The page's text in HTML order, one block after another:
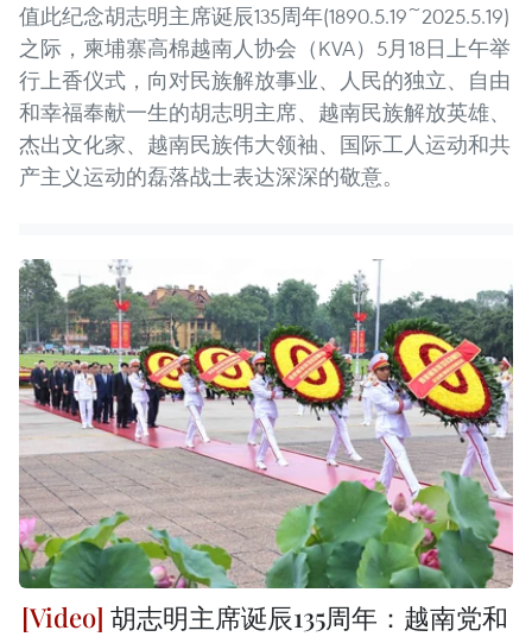
值此纪念胡志明主席诞辰135周年(1890.5.19~2025.5.19)
之际，柬埔寨高棉越南人协会（KVA）5月18日上午举
行上香仪式，向对民族解放事业、人民的独立、自由
和幸福奉献一生的胡志明主席、越南民族解放英雄、
杰出文化家、越南民族伟大领袖、国际工人运动和共
产主义运动的磊落战士表达深深的敬意。
胡志明主席诞辰135周年：越南党和